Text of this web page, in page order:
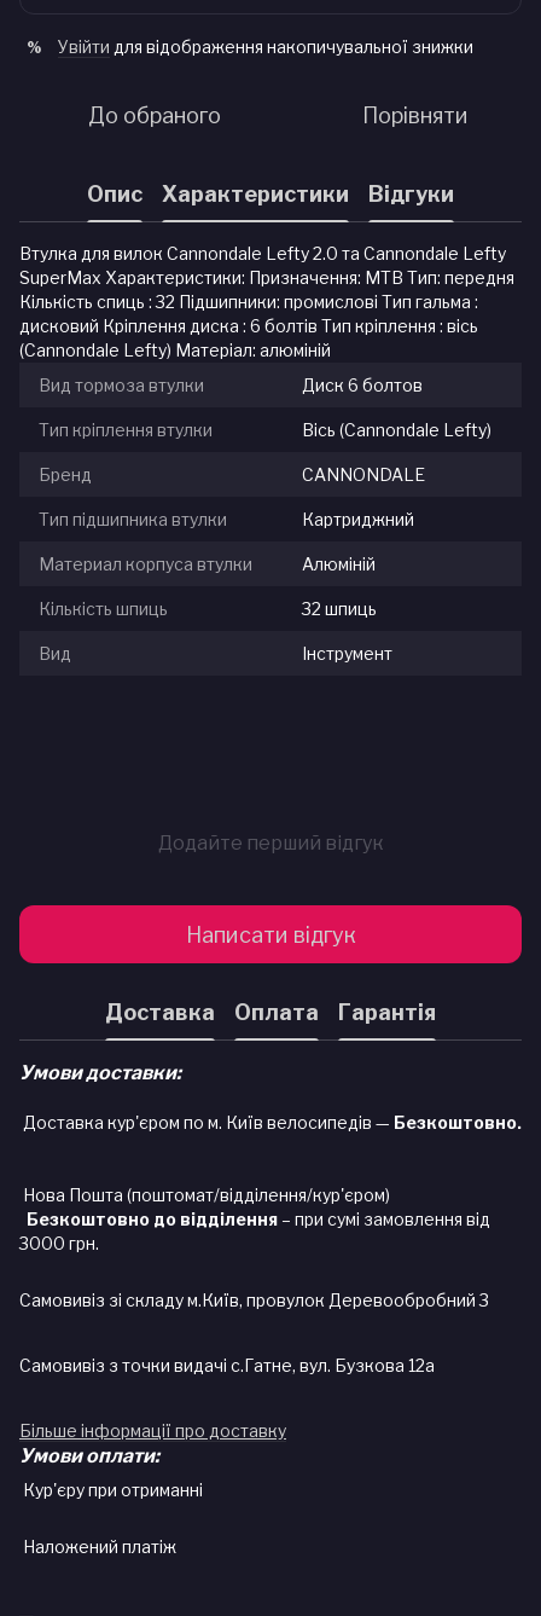
% Увійти для відображення накопичувальної знижки
До обраного Порівняти
Опис Характеристики Відгуки
Втулка для вилок Cannondale Lefty 2.0 та Cannondale Lefty
SuperMax Характеристики: Призначення: MTB Тип: передня
Кількість спиць : 32 Підшипники: промислові Тип гальма :
дисковий Кріплення диска : 6 болтів Тип кріплення : вісь
(Cannondale Lefty) Матеріал: алюміній
Вид тормоза втулки
Диск 6 болтов
Тип кріплення втулки Вісь (Cannondale Lefty)
Бренд CANNONDALE
Тип підшипника втулки Картриджний
Материал корпуса втулки Алюміній
Кількість шпиць 32 шпиць
Вид Інструмент
Додайте перший відгук
Написати відгук
Доставка Оплата Гарантія
Умови доставки:
Доставка кур'єром по м. Київ велосипедів — Безкоштовно.
Нова Пошта (поштомат/відділення/кур'єром)
Безкоштовно до відділення – при сумі замовлення від
3000 грн.
Самовивіз зі складу м.Київ, провулок Деревообробний 3
Самовивіз з точки видачі с.Гатне, вул. Бузкова 12а
Більше інформації про доставку
Умови оплати:
Кур'єру при отриманні
Наложений платіж